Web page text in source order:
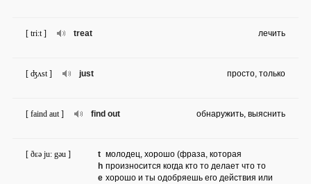
treat
[ tri:t ] лечить
just
[ ʤʌst ] просто, только
find out
[ faind aut ] обнаружить, выяснить
t
h
e
[ ðɛə ju: gəu ]
молодец, хорошо (фраза, которая
произносится когда кто то делает что то
хорошо и ты одобряешь его действия или